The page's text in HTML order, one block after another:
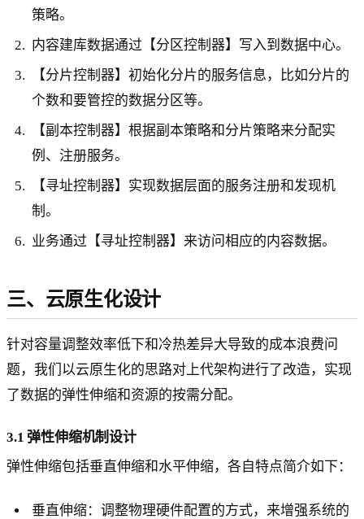
策略。
内容建库数据通过【分区控制器】写入到数据中心。
【分片控制器】初始化分片的服务信息，比如分片的
个数和要管控的数据分区等。
【副本控制器】根据副本策略和分片策略来分配实
例、注册服务。
【寻址控制器】实现数据层面的服务注册和发现机
制。
业务通过【寻址控制器】来访问相应的内容数据。
三、云原生化设计
针对容量调整效率低下和冷热差异大导致的成本浪费问
题，我们以云原生化的思路对上代架构进行了改造，实现
了数据的弹性伸缩和资源的按需分配。
3.1 弹性伸缩机制设计
弹性伸缩包括垂直伸缩和水平伸缩，各自特点简介如下：
垂直伸缩：调整物理硬件配置的方式，来增强系统的